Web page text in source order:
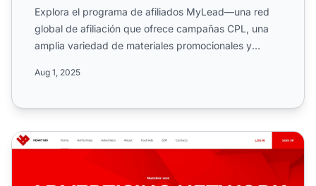
Explora el programa de afiliados MyLead—una red
global de afiliación que ofrece campañas CPL, una
amplia variedad de materiales promocionales y
Aug 1, 2025
Programa de Afiliados de Heart Bid